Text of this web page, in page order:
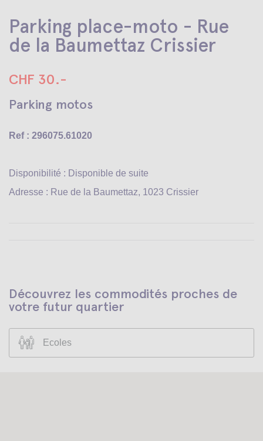
Parking place-moto - Rue
de la Baumettaz Crissier
CHF 30.-
Parking motos
Ref : 296075.61020
Disponibilité : Disponible de suite
Adresse : Rue de la Baumettaz, 1023 Crissier
Découvrez les commodités proches de
votre futur quartier
Ecoles